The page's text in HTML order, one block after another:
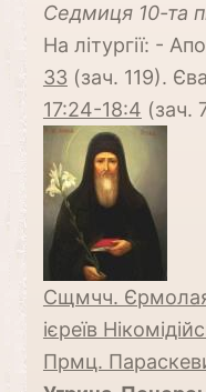
Cедмиця 10-та
На літургії: -
33 (зач. 119).
17:24-18:4 (зач.
Сщмчч.
ієреїв
Прмц.